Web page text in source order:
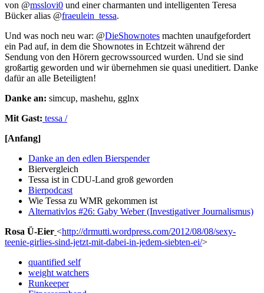
von @msslovi0 und einer charmanten und intelligenten Teresa
Bücker alias @fraeulein_tessa.
Und was noch neu war: @DieShownotes machten unaufgefordert
ein Pad auf, in dem die Shownotes in Echtzeit während der
Sendung von den Hörern gecrowssourced wurden. Und sie sind
großartig geworden und wir übernehmen sie quasi uneditiert. Danke
dafür an alle Beteiligten!
Danke an: simcup, mashehu, gglnx
Mit Gast: tessa /
[Anfang]
Danke an den edlen Bierspender
Biervergleich
Tessa ist in CDU-Land groß geworden
Bierpodcast
Wie Tessa zu WMR gekommen ist
Alternativlos #26: Gaby Weber (Investigativer Journalismus)
Rosa Ü-Eier <http://drmutti.wordpress.com/2012/08/08/sexy-
teenie-girlies-sind-jetzt-mit-dabei-in-jedem-siebten-ei/>
quantified self
weight watchers
Runkeeper